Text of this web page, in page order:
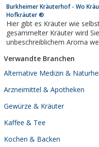
Naturerlebnisse anbieten.
Burkheimer Kräuterhof - Wo
Hofkräuter ®
Hier gibt es Kräuter wie
gesammelter Kräuter wird
unbeschreiblichem Aroma
Verwandte Branchen
Alternative Medizin &
Arzneimittel & Apotheken
Gewürze & Kräuter
Kaffee & Tee
Kochen & Backen